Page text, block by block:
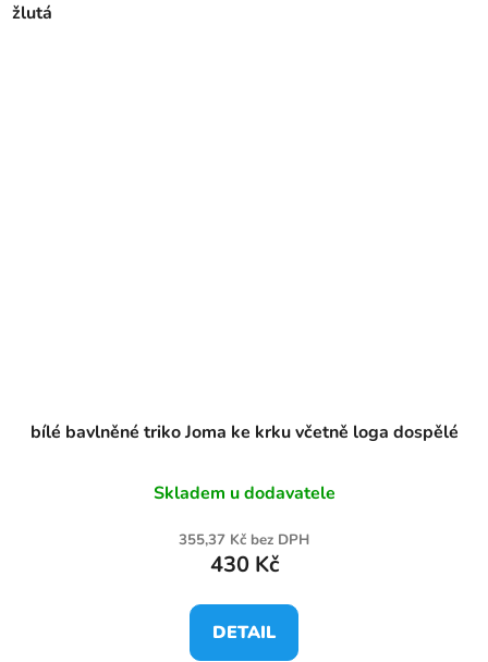
žlutá
bílé bavlněné triko Joma ke krku včetně loga dospělé
Skladem u dodavatele
355,37 Kč bez DPH
430 Kč
DETAIL